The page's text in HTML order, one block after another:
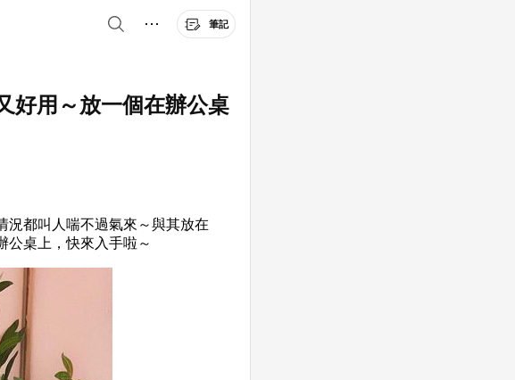
筆記
好用～放一個在辦公桌
況都叫人喘不過氣來～與其放在
公桌上，快來入手啦～